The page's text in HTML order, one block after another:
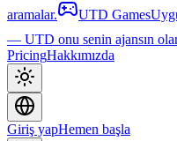
aramalar.
UTD Games
— UTD onu senin ajansın
PricingHakkımızda
Giriş yapHemen başla